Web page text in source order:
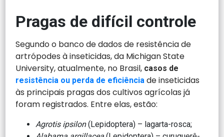
Pragas de difícil controle
Segundo o banco de dados de resistência de
artrópodes à inseticidas, da Michigan State
University, atualmente, no Brasil, casos de
resistência ou perda de eficiência de inseticidas
às principais pragas dos cultivos agrícolas já
foram registrados. Entre elas, estão:
Agrotis ipsilon(Lepidoptera) – lagarta-rosca;